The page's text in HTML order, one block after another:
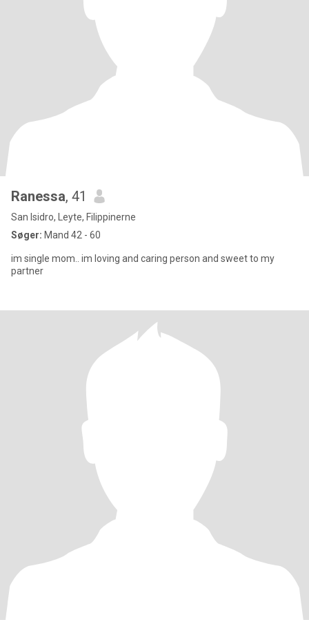
Ranessa, 41
San Isidro, Leyte, Filippinerne
Søger: Mand 42 - 60
im single mom.. im loving and caring person and sweet to my
partner